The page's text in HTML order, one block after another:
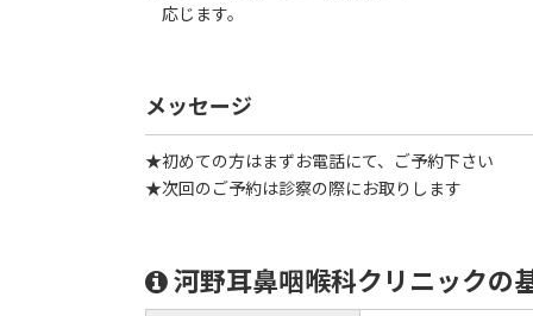
応じます。
メッセージ
★初めての方はまずお電話にて、ご予約下さい
★次回のご予約は診察の際にお取りします
河野耳鼻咽喉科クリニックの